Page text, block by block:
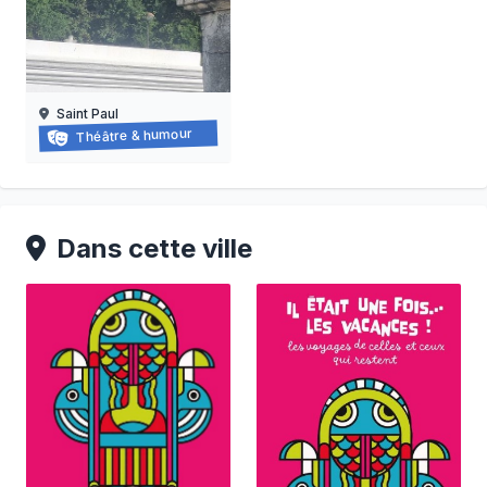
Balade-spectacle à saint-paul
21/03/2026 au
Saint Paul
Théâtre & humour
Dans cette ville